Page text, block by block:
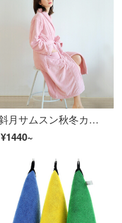
斜月サムスン秋冬カップルバスローブ珊瑚絨男女長袖パジャマ浴衣日常生活服ピンクバスローブ平均サイズ(長さ110 cm)
¥1440~